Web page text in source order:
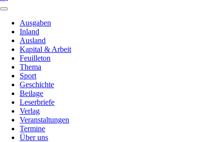
Ausgaben
Inland
Ausland
Kapital & Arbeit
Feuilleton
Thema
Sport
Geschichte
Beilage
Leserbriefe
Verlag
Veranstaltungen
Termine
Über uns